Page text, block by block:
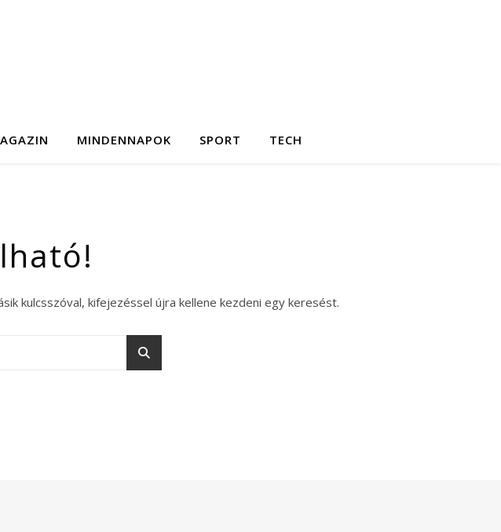
MINDENNAPOK SPORT TECH
kulcsszóval, kifejezéssel újra kellene kezdeni egy keresést.